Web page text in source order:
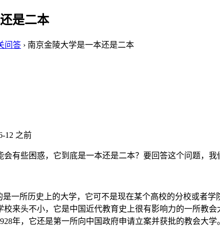
是二本
问答 › 南京金陵大学是一本还是二本
12 之前
有些困惑，它到底是一本还是二本？要回答这个问题，
一所历史上的大学，它可不是现在某个高校的分校或者
校来头不小，它是中国近代教育史上很有影响力的一所教
年，它还是第一所向中国政府申请立案并获批的教会大